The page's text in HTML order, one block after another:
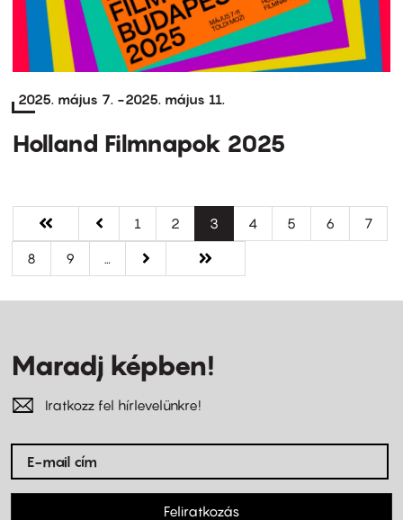
2025. május 7. -2025. május 11.
Holland Filmnapok 2025
Oldalszámozás
Első
oldal
« Első
Előző
oldal
‹‹ Oldal
1 Oldal
2
Jelenlegi
oldal
3 Oldal
4 Oldal
5 Oldal
6 Oldal
7
Oldal
8 Oldal
9 …
Következő
oldal
››
Utolsó
oldal
Utolsó »
Maradj képben!
Iratkozz fel hírlevelünkre!
Feliratkozás